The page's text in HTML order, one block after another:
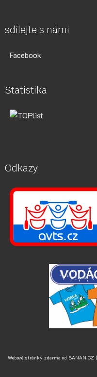
sdílejte s námi
Facebook
Statistika
Odkazy
Webové stránky zdarma od BANAN.CZ|